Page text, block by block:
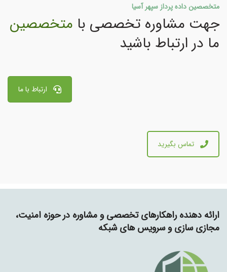
متخصصین داده پرداز سپهر آسیا
جهت مشاوره تخصصی با متخصصین
ما در ارتباط باشید
ارتباط با ما
تماس بگیرید
ارائه دهنده راهکارهای تخصصی و مشاوره در حوزه امنیت،
مجازی سازی و سرویس های شبکه